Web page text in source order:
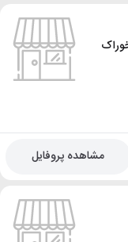
مشاهده پروفایل